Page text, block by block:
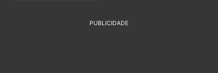
PUBLICIDADE